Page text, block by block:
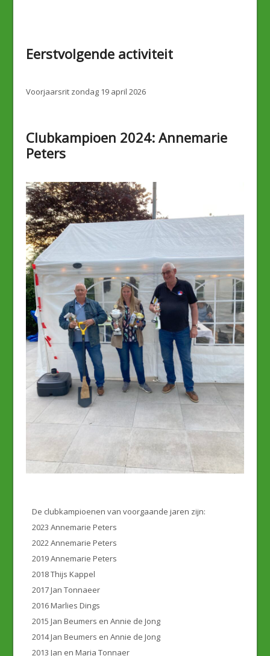
Eerstvolgende activiteit
Voorjaarsrit zondag 19 april 2026
Clubkampioen 2024: Annemarie
Peters
De clubkampioenen van voorgaande jaren zijn:
2023 Annemarie Peters
2022 Annemarie Peters
2019 Annemarie Peters
2018 Thijs Kappel
2017 Jan Tonnaeer
2016 Marlies Dings
2015 Jan Beumers en Annie de Jong
2014 Jan Beumers en Annie de Jong
2013 Jan en Maria Tonnaer